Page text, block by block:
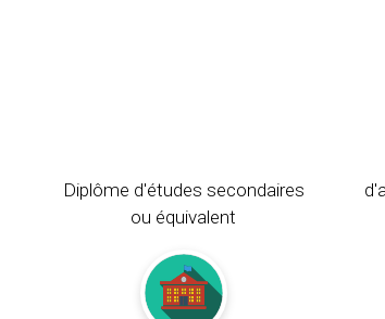
Diplôme d'études secondaires
ou équivalent